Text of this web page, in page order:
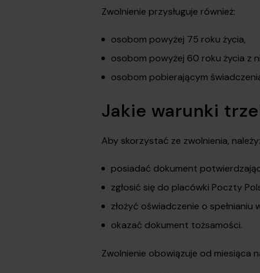
Zwolnienie przysługuje również:
osobom powyżej 75 roku życia,
osobom powyżej 60 roku życia z
osobom pobierającym
Jakie warunki
Aby skorzystać ze zwolnienia, należy:
posiadać dokument
zgłosić się do placówki Poczty
złożyć oświadczenie o spełnianiu
okazać dokument tożsamości.
Zwolnienie obowiązuje od miesiąca